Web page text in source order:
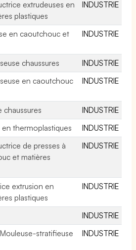
extrudeuses en
plastiques
INDUSTRIE
en caoutchouc et
INDUSTRIE
chaussures
INDUSTRIE
en caoutchouc
INDUSTRIE
chaussures
INDUSTRIE
thermoplastiques
INDUSTRIE
de presses à
et matières
INDUSTRIE
extrusion en
plastiques
INDUSTRIE
INDUSTRIE
stratifieuse
INDUSTRIE